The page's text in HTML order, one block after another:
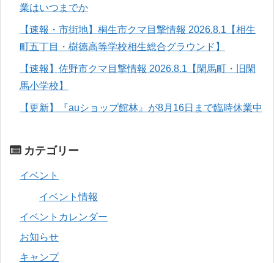
業はいつまでか
【速報・市街地】桐生市クマ目撃情報 2026.8.1【相生
町五丁目・樹徳高等学校相生総合グラウンド】
【速報】佐野市クマ目撃情報 2026.8.1【閑馬町・旧閑
馬小学校】
【更新】『auショップ館林』が8月16日まで臨時休業中
カテゴリー
イベント
イベント情報
イベントカレンダー
お知らせ
キャンプ